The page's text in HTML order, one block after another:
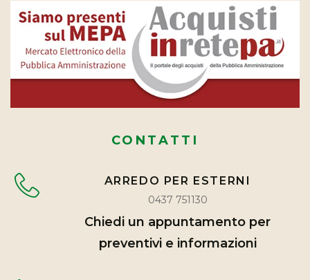
CONTATTI
ARREDO PER ESTERNI
0437 751130
Chiedi un appuntamento per
preventivi e informazioni